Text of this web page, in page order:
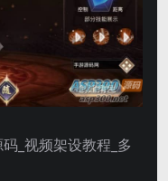
_视频架设教程_多